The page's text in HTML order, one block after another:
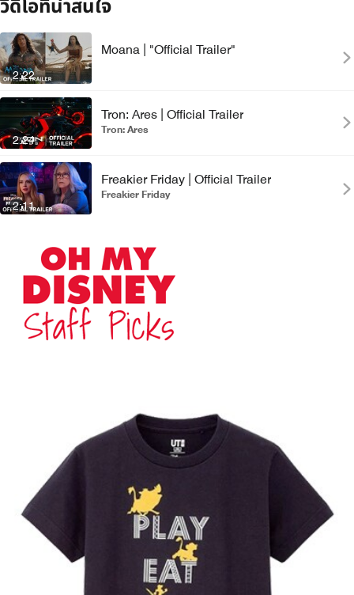
วิดีโอที่น่าสนใจ
2:22
Moana | "Official Trailer"
2:24
Tron: Ares | Official Trailer
Tron: Ares
2:11
Freakier Friday | Official Trailer
Freakier Friday